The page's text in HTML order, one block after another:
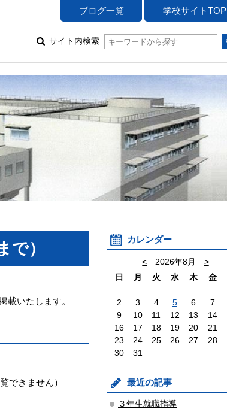
ブログ一覧 学校サイトTOP
サイト内検索
）
載いたします。
できません）
カレンダー
< 2026年8月
>
日
月 火 水 木 金
2
3 4 5 6 7
9
10 11 12 13 14
16
17 18 19 20 21
23
24 25 26 27 28
30
31
最近の記事
３年生就職指導